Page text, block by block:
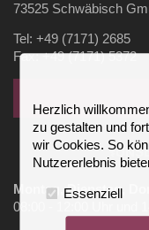
73525 Schwäbisch
Tel: +49 (7171) 2685
Fax: +49 (7171) 5372
Montag, Dienstag,
08:00 - 12:00 Uhr und
Herzlich
zu gestalten und
wir Cookies. So
Nutzererlebnis
Essenziell